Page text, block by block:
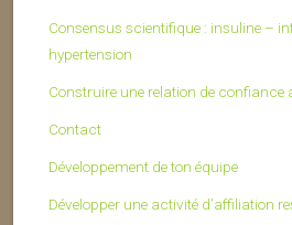
Consensus scientifique : insuline –
hypertension
Construire une relation de confiance
Contact
Développement de ton équipe
Développer une activité d’affiliation